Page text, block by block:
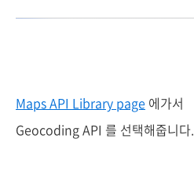
Maps API Library page 에가서
Geocoding API 를 선택해줍니다.